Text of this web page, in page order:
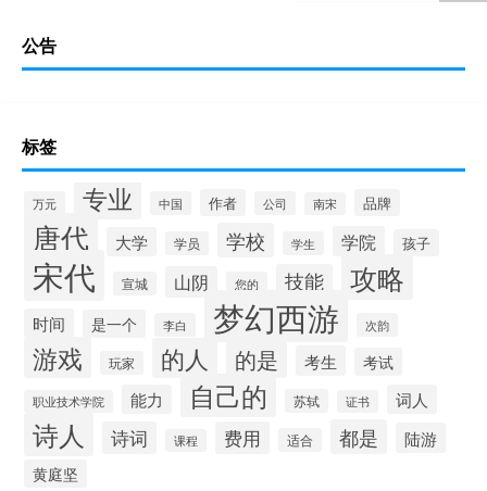
公告
标签
万元 专业 中国 作者 公司 南宋 品牌
唐代 大学 学员 学校 学生 学院 孩子
宋代 宣城 山阴 您的 技能 攻略
时间 是一个 李白 梦幻西游 次韵
游戏 玩家 的人 的是 考生 考试
职业技术学院 能力 自己的 苏轼 证书 词人
诗人 诗词 课程 费用 适合 都是 陆游
黄庭坚